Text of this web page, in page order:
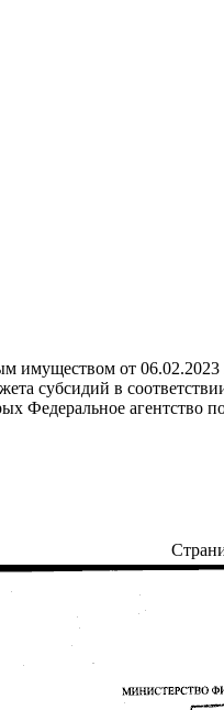
имуществом от
субсидий в
Федеральное агентство